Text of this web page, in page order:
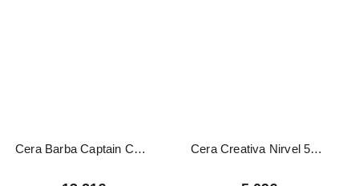
Cera Barba Captain Cook 04865 Eurostil 50ml Cera Creativa Nirvel 50ml